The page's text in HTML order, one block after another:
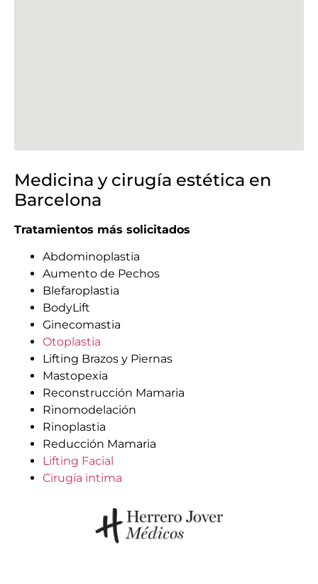
Medicina y cirugía estética en
Barcelona
Tratamientos más solicitados
Abdominoplastia
Aumento de Pechos
Blefaroplastia
BodyLift
Ginecomastia
Otoplastia
Lifting Brazos y Piernas
Mastopexia
Reconstrucción Mamaria
Rinomodelación
Rinoplastia
Reducción Mamaria
Lifting Facial
Cirugía intima